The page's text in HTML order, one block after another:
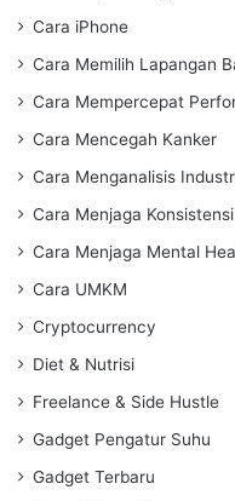
Cara iPhone
Cara Memilih Lapangan
Cara Mempercepat
Cara Mencegah Kanker
Cara Menganalisis
Cara Menjaga Konsistensi
Cara Menjaga Mental
Cara UMKM
Cryptocurrency
Diet & Nutrisi
Freelance & Side Hustle
Gadget Pengatur Suhu
Gadget Terbaru